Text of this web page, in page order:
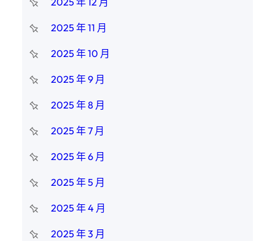
2025 年 11 月
2025 年 10 月
2025 年 9 月
2025 年 8 月
2025 年 7 月
2025 年 6 月
2025 年 5 月
2025 年 4 月
2025 年 3 月